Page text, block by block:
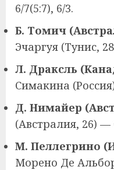
6/7(5:7), 6/3.
Б. Томич
Эчаргуя (Тунис,
Л. Драксль
Симакина
Д. Нимайер
(Австралия, 26) —
М. Пеллегрино
Морено Де